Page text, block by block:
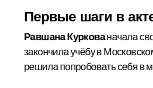
Первые шаги в
Равшана Куркованачала
закончила учёбу в
решила попробовать себя в